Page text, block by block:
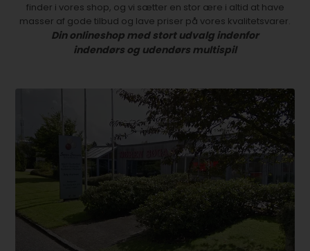
finder i vores shop, og vi sætter en stor ære i altid at have
masser af gode tilbud og lave priser på vores kvalitetsvarer.
Din onlineshop med stort udvalg indenfor
indendørs og udendørs multispil